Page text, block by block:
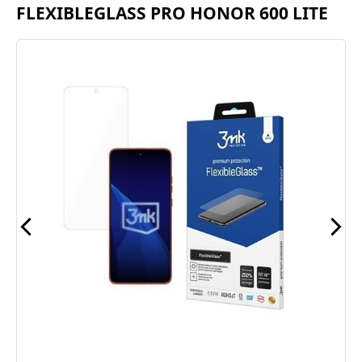
FLEXIBLEGLASS PRO HONOR 600 LITE